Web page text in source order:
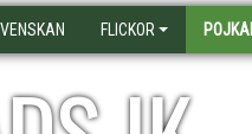
FLICKOR